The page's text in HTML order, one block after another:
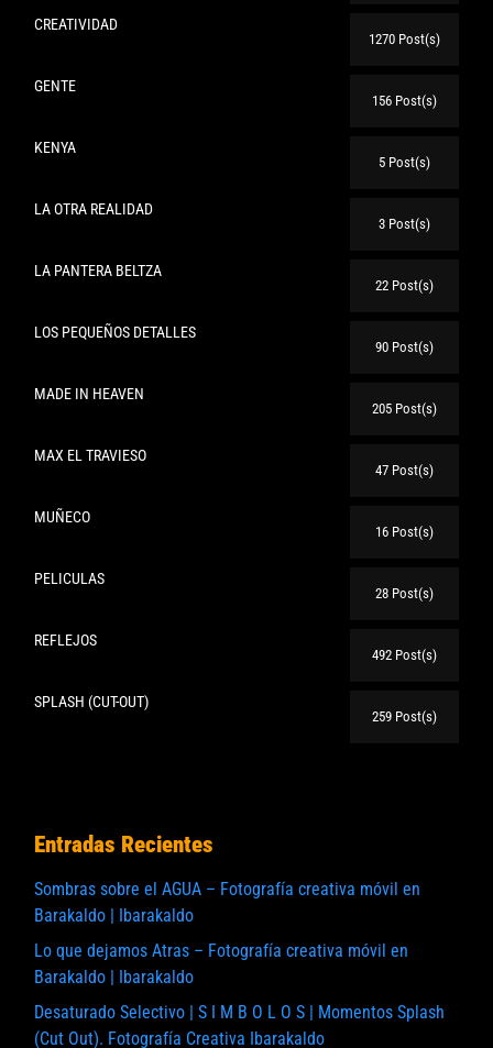
CREATIVIDAD
1270 Post(s)
GENTE
156 Post(s)
KENYA
5 Post(s)
LA OTRA REALIDAD
3 Post(s)
LA PANTERA BELTZA
22 Post(s)
LOS PEQUEÑOS DETALLES
90 Post(s)
MADE IN HEAVEN
205 Post(s)
MAX EL TRAVIESO
47 Post(s)
MUÑECO
16 Post(s)
PELICULAS
28 Post(s)
REFLEJOS
492 Post(s)
SPLASH (CUT-OUT)
259 Post(s)
Entradas Recientes
Sombras sobre el AGUA – Fotografía creativa móvil en
Barakaldo | Ibarakaldo
Lo que dejamos Atras – Fotografía creativa móvil en
Barakaldo | Ibarakaldo
Desaturado Selectivo | S I M B O L O S | Momentos Splash
(Cut Out). Fotografía Creativa Ibarakaldo